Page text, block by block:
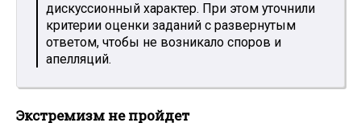
дискуссионный характер. При этом уточнили
критерии оценки заданий с развернутым
ответом, чтобы не возникало споров и
апелляций.
Экстремизм не пройдет